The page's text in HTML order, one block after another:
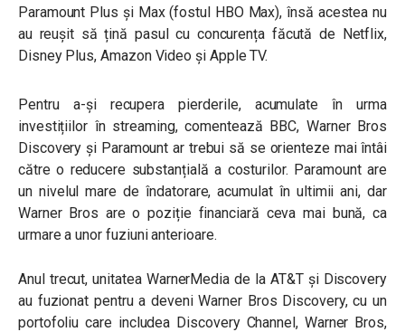
Paramount Plus și Max (fostul HBO Max), însă acestea nu
au reușit să țină pasul cu concurența făcută de Netflix,
Disney Plus, Amazon Video și Apple TV.
Pentru a-și recupera pierderile, acumulate în urma
investițiilor în streaming, comentează BBC, Warner Bros
Discovery și Paramount ar trebui să se orienteze mai întâi
către o reducere substanțială a costurilor. Paramount are
un nivelul mare de îndatorare, acumulat în ultimii ani, dar
Warner Bros are o poziție financiară ceva mai bună, ca
urmare a unor fuziuni anterioare.
Anul trecut, unitatea WarnerMedia de la AT&T și Discovery
au fuzionat pentru a deveni Warner Bros Discovery, cu un
portofoliu care includea Discovery Channel, Warner Bros,